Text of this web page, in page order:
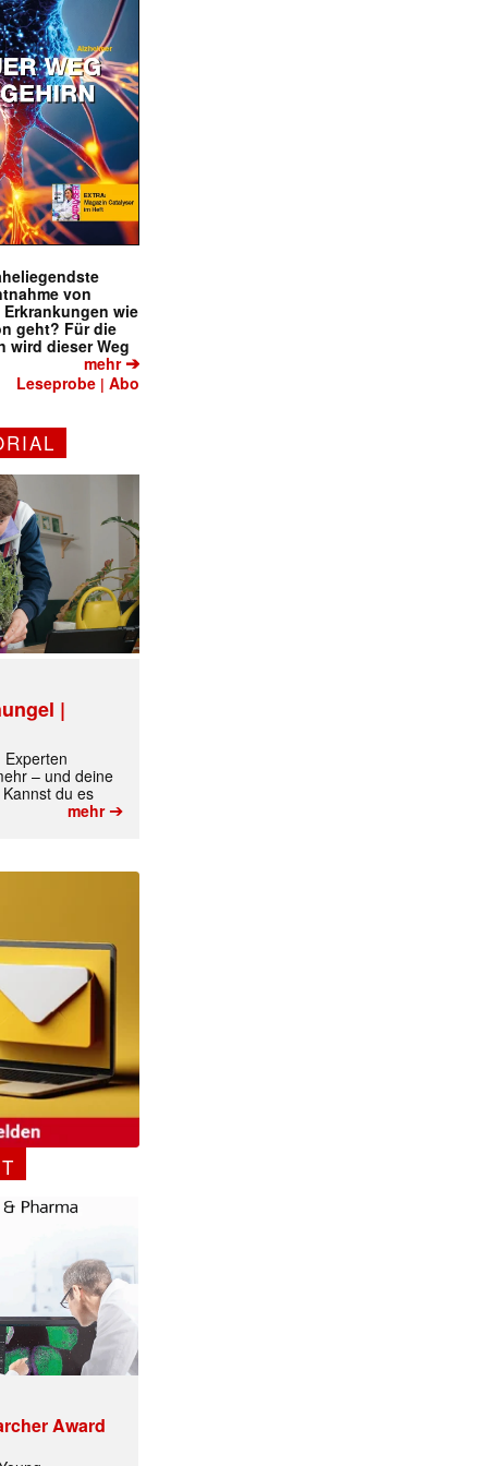
von
wie
geht? Für die
wird dieser Weg
mehr➔
Leseprobe |Abo
|
Experten
– und deine
du es
mehr➔
Award